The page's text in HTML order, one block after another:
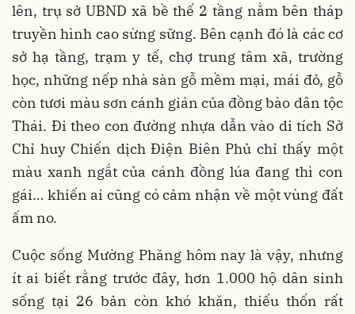
lên, trụ sở UBND xã bề thế 2 tầng nằm bên tháp
truyền hình cao sừng sững. Bên cạnh đó là các cơ
sở hạ tầng, trạm y tế, chợ trung tâm xã, trường
học, những nếp nhà sàn gỗ mềm mại, mái đỏ, gỗ
còn tươi màu sơn cánh gián của đồng bào dân tộc
Thái. Đi theo con đường nhựa dẫn vào di tích Sở
Chỉ huy Chiến dịch Điện Biên Phủ chỉ thấy một
màu xanh ngắt của cánh đồng lúa đang thì con
gái… khiến ai cũng có cảm nhận về một vùng đất
ấm no.
Cuộc sống Mường Phăng hôm nay là vậy, nhưng
ít ai biết rằng trước đây, hơn 1.000 hộ dân sinh
sống tại 26 bản còn khó khăn, thiếu thốn rất